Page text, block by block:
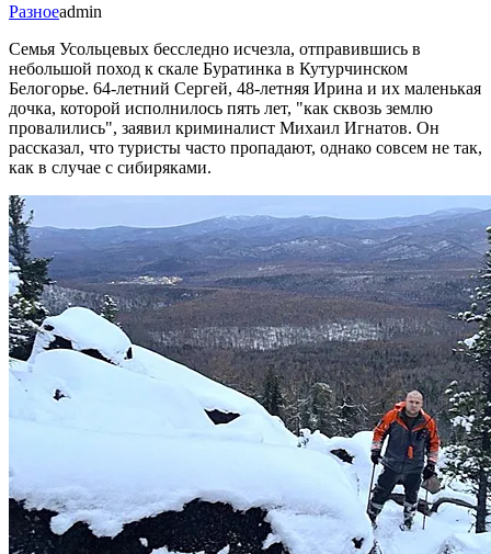
Разноеadmin
Семья Усольцевых бесследно исчезла, отправившись в
небольшой поход к скале Буратинка в Кутурчинском
Белогорье. 64-летний Сергей, 48-летняя Ирина и их маленькая
дочка, которой исполнилось пять лет, "как сквозь землю
провалились", заявил криминалист Михаил Игнатов. Он
рассказал, что туристы часто пропадают, однако совсем не так,
как в случае с сибиряками.